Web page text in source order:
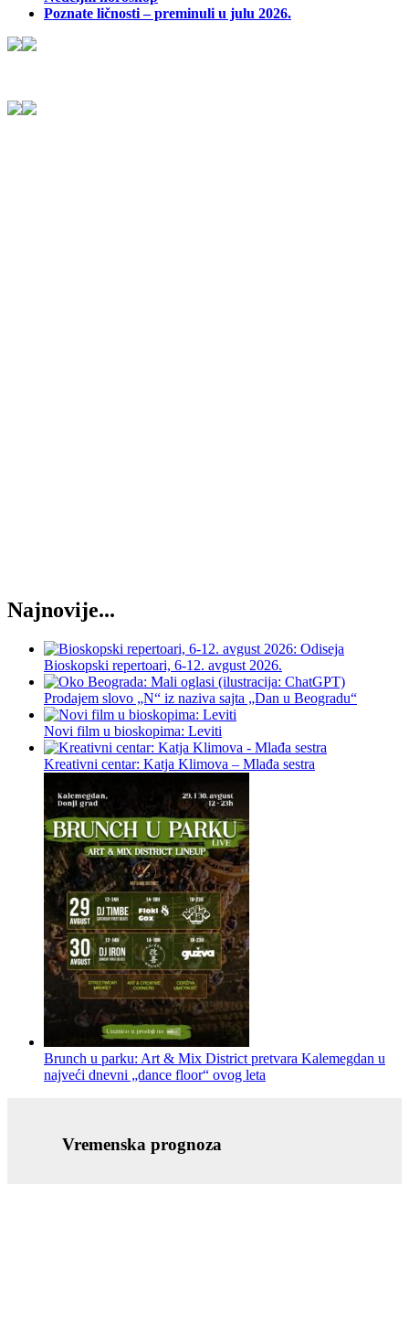
Poznate ličnosti – preminuli u julu 2026.
Najnovije...
Bioskopski repertoari, 6-12. avgust 2026.
Prodajem slovo „N“ iz naziva sajta „Dan u Beogradu“
Novi film u bioskopima: Leviti
Kreativni centar: Katja Klimova – Mlađa sestra
Brunch u parku: Art & Mix District pretvara Kalemegdan u
najveći dnevni „dance floor“ ovog leta
Vremenska prognoza